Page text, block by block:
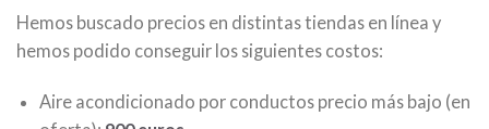
Hemos buscado precios en distintas tiendas en línea y
hemos podido conseguir los siguientes costos:
Aire acondicionado por conductos precio más bajo (en